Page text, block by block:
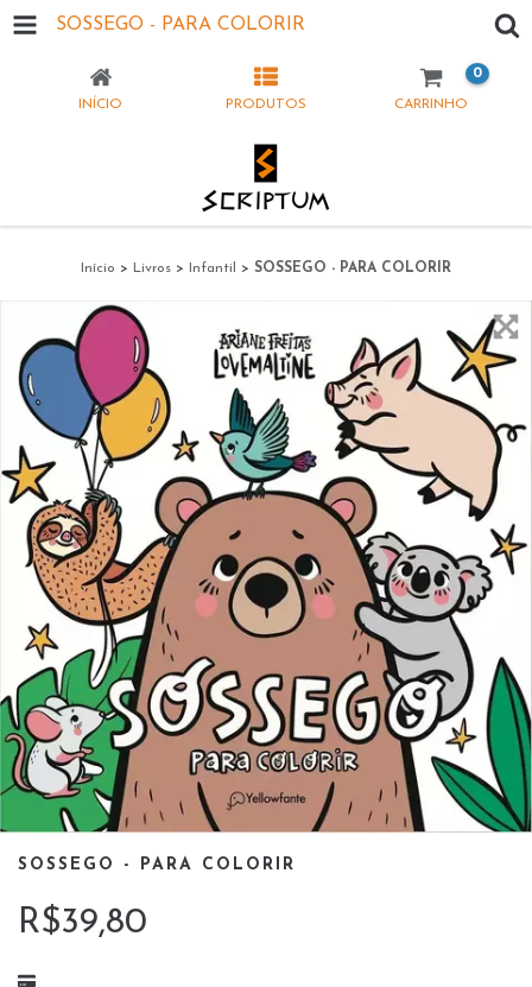
SOSSEGO - PARA COLORIR
INÍCIO PRODUTOS CARRINHO
0
Início > Livros > Infantil > SOSSEGO - PARA COLORIR
SOSSEGO - PARA COLORIR
R$39,80